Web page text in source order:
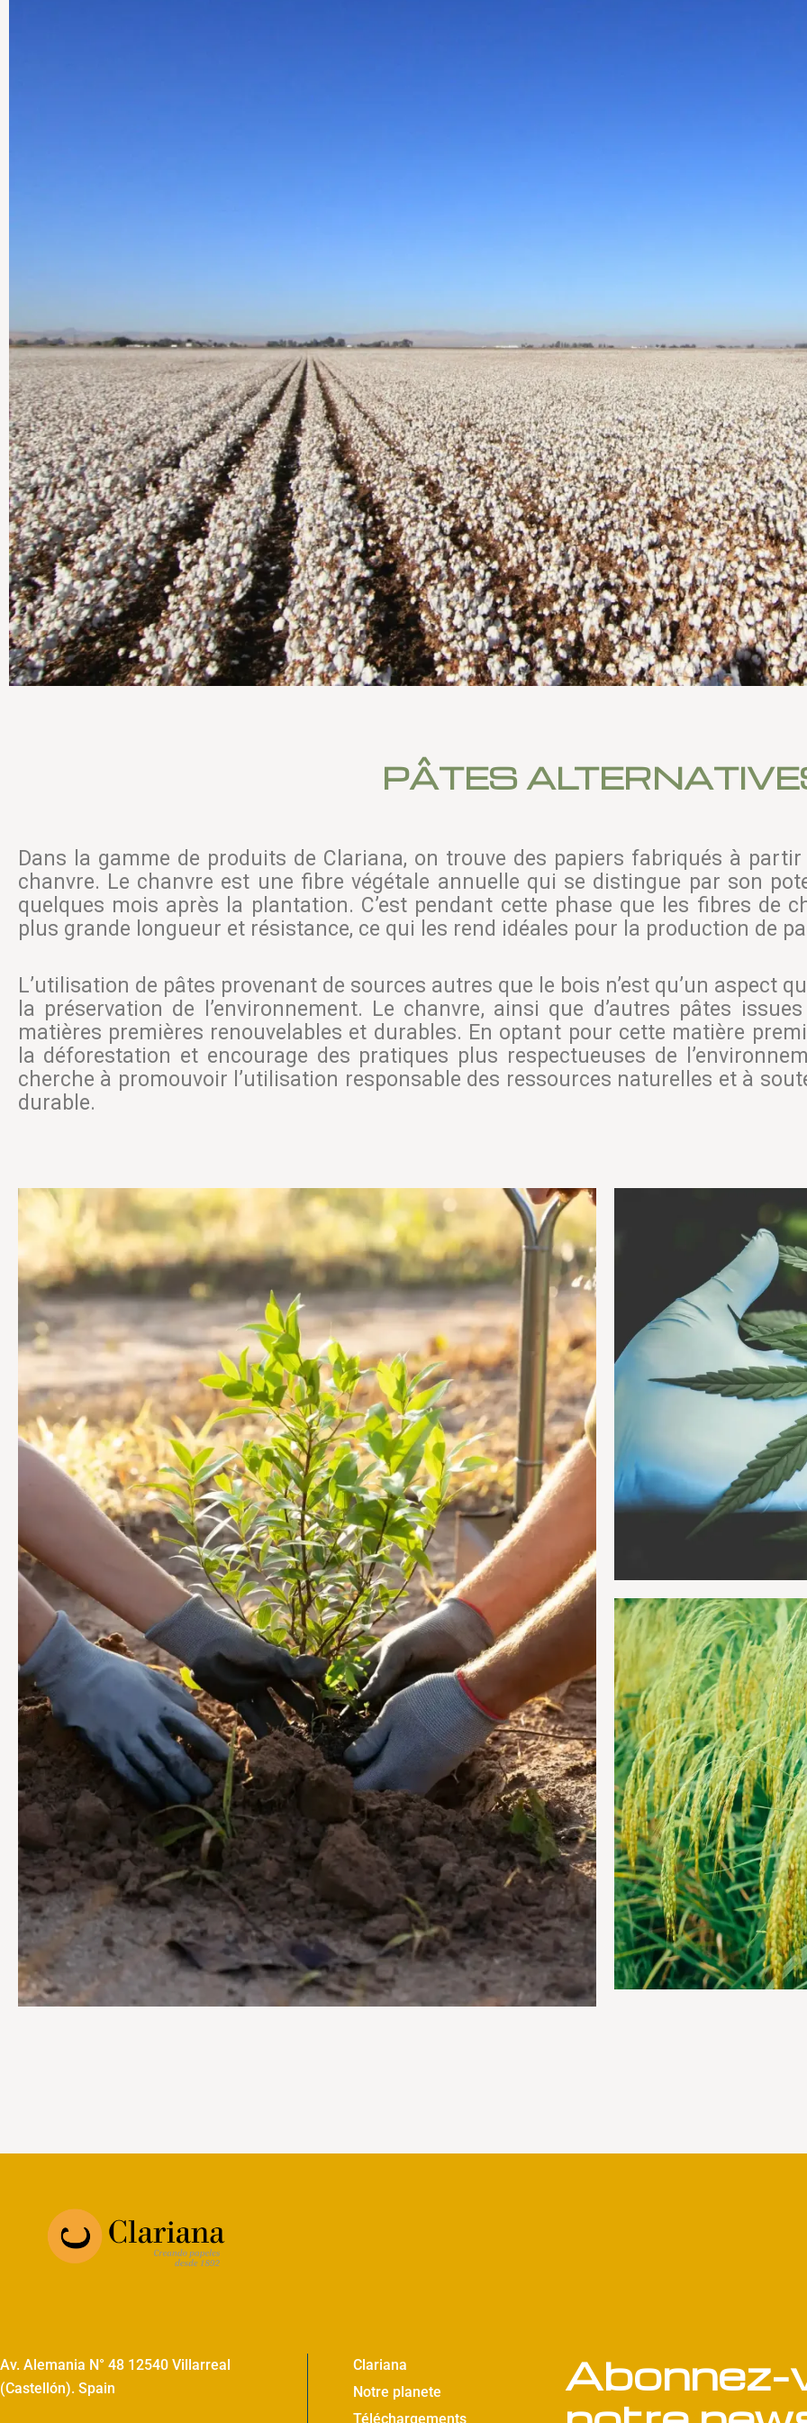
PÂTES
Dans la gamme de produits de Clariana, on trouve des papiers fabriqués à
chanvre. Le chanvre est une fibre végétale annuelle qui se distingue par son
quelques mois après la plantation. C’est pendant cette phase que les fibres de
plus grande longueur et résistance, ce qui les rend idéales pour la production de
L’utilisation de pâtes provenant de sources autres que le bois n’est qu’un aspect
la préservation de l’environnement. Le chanvre, ainsi que d’autres pâtes
matières premières renouvelables et durables. En optant pour cette matière
la déforestation et encourage des pratiques plus respectueuses de
cherche à promouvoir l’utilisation responsable des ressources naturelles et à
durable.
Av. Alemania N° 48 12540 Villarreal
(Castellón). Spain
Clariana
Notre planete
Téléchargements
Abonnez-